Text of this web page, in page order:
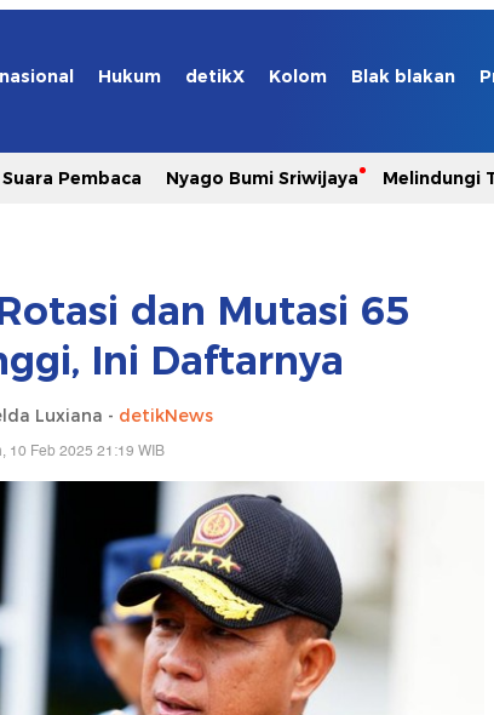
Hukum detikX Kolom Blak blakan
Suara Pembaca Nyago Bumi Sriwijaya Melindungi
dan Mutasi 65
Ini Daftarnya
Luxiana - detikNews
10 Feb 2025 21:19 WIB